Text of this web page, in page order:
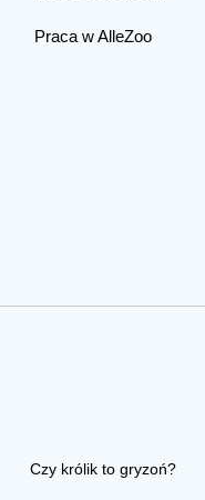
Praca w AlleZoo
Czy królik to gryzoń?